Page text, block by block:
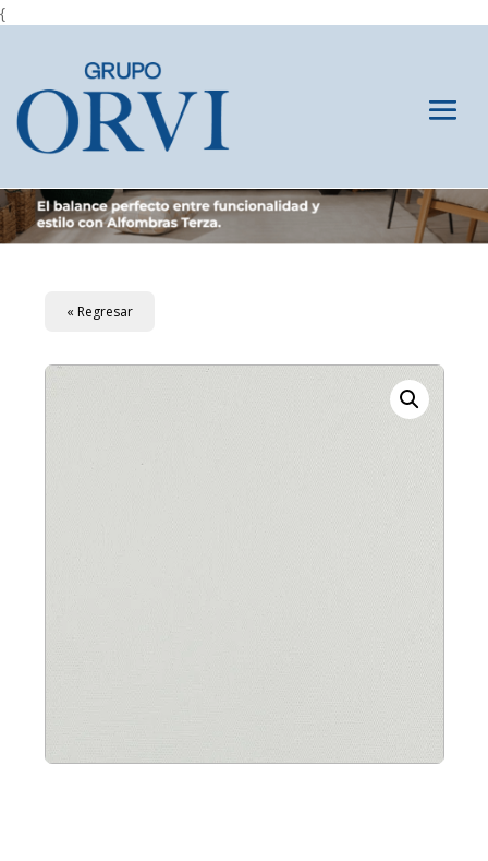
{
« Regresar